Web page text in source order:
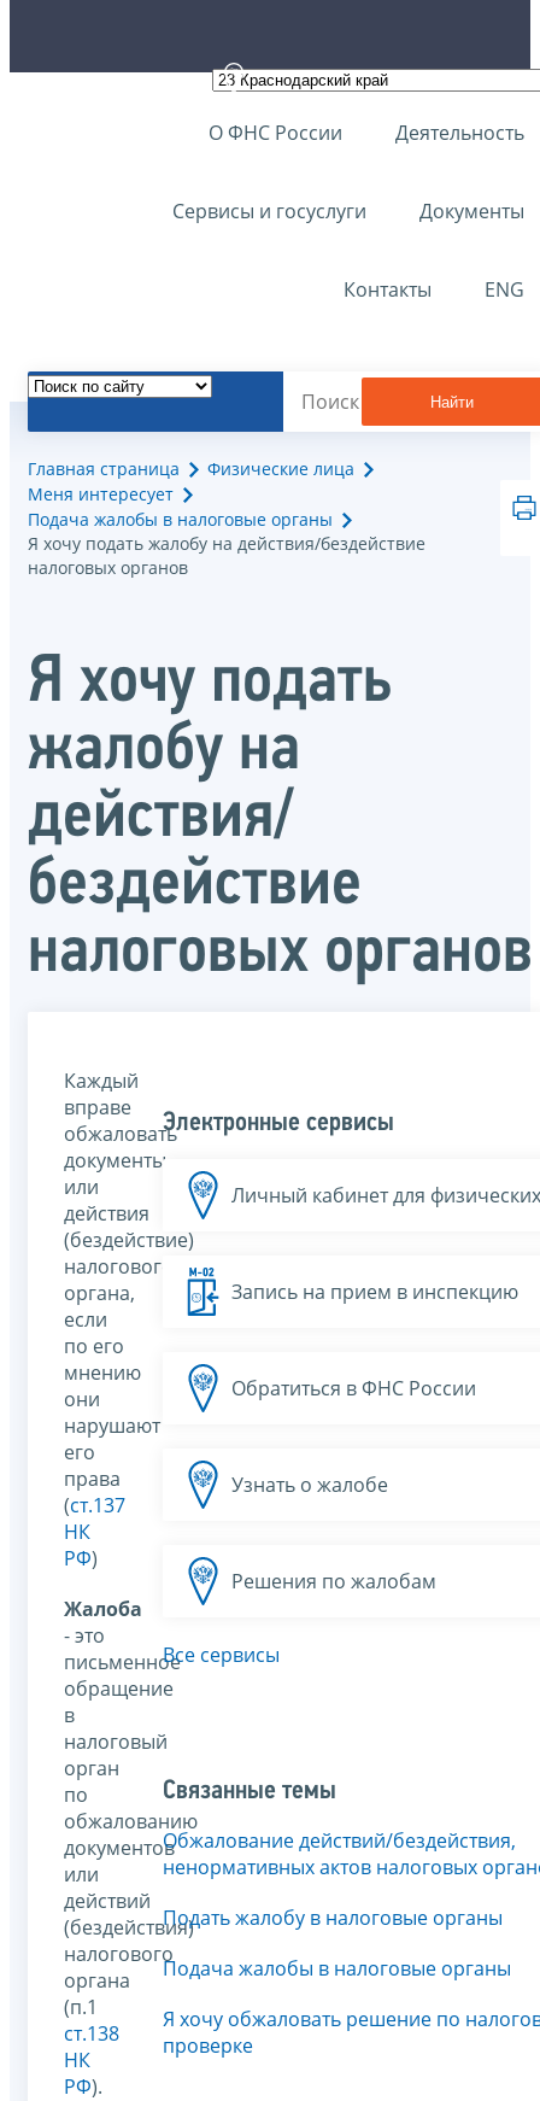
О ФНС России Деятельность
Сервисы и госуслуги Документы
Контакты ENG
Найти
Главная страница
Физические лица
Меня интересует
Подача жалобы в налоговые органы
Я хочу подать жалобу на действия/бездействие
налоговых органов
Я хочу подать
жалобу на
действия/
бездействие
налоговых органов
Каждый
вправе
обжаловать
документы
или
действия
(бездействие)
налогового
органа,
если
по его
мнению
они
нарушают
его
права
(ст.137
НК
РФ)
Жалоба
- это
письменное
обращение
в
налоговый
орган
по
обжалованию
документов
или
действий
(бездействия)
налогового
органа
(п.1
ст.138
НК
РФ).
Электронные сервисы
Личный кабинет для
Запись на прием в инспекцию
Обратиться в ФНС России
Узнать о жалобе
Решения по жалобам
Все сервисы
Связанные темы
Обжалование действий/бездействия,
ненормативных актов налоговых
Подать жалобу в налоговые органы
Подача жалобы в налоговые органы
Я хочу обжаловать решение по
проверке